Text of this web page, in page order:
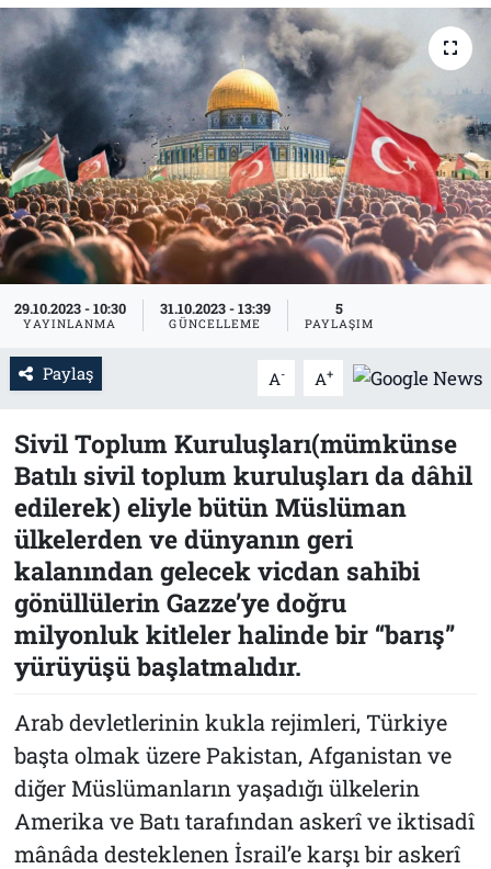
29.10.2023 - 10:30
YAYINLANMA
31.10.2023 - 13:39
GÜNCELLEME
5
PAYLAŞIM
Paylaş A- A+
Sivil Toplum Kuruluşları(mümkünse
Batılı sivil toplum kuruluşları da dâhil
edilerek) eliyle bütün Müslüman
ülkelerden ve dünyanın geri
kalanından gelecek vicdan sahibi
gönüllülerin Gazze’ye doğru
milyonluk kitleler halinde bir “barış”
yürüyüşü başlatmalıdır.
Arab devletlerinin kukla rejimleri, Türkiye
başta olmak üzere Pakistan, Afganistan ve
diğer Müslümanların yaşadığı ülkelerin
Amerika ve Batı tarafından askerî ve iktisadî
mânâda desteklenen İsrail’e karşı bir askerî
Tarih
İletişim
Künye